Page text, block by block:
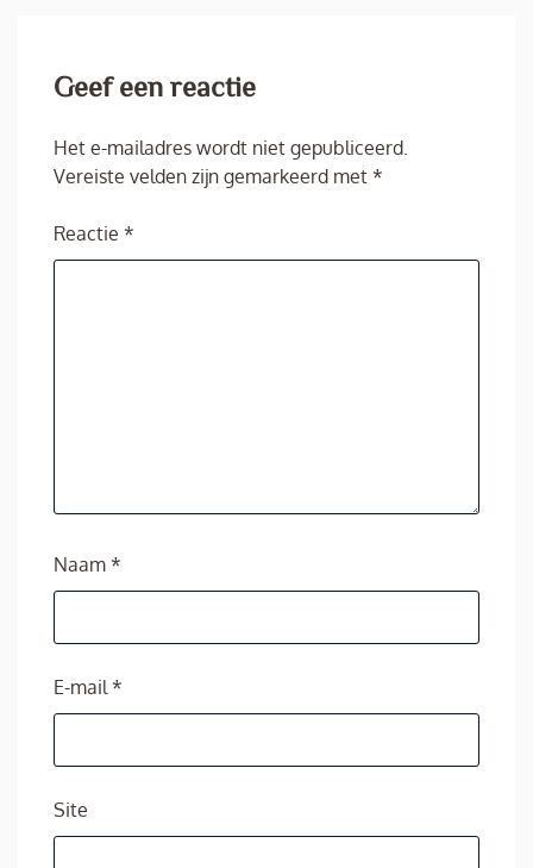
Geef een reactie
Het e-mailadres wordt niet gepubliceerd.
Vereiste velden zijn gemarkeerd met *
Reactie *
Naam *
E-mail *
Site